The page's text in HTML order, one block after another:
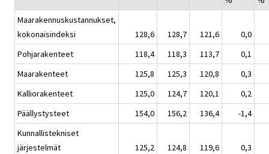
Maarakennuskustannukset,
kokonaisindeksi
128,6 128,7 121,6
0,0
Pohjarakenteet
118,4 118,3 113,7
0,1
Maarakenteet
125,8 125,3 120,8
0,3
Kalliorakenteet
125,0 124,7 120,1
0,2
Päällystysteet
154,0 156,2 136,4
-1,4
Kunnallistekniset
järjestelmät
125,2 124,8 119,6
0,3